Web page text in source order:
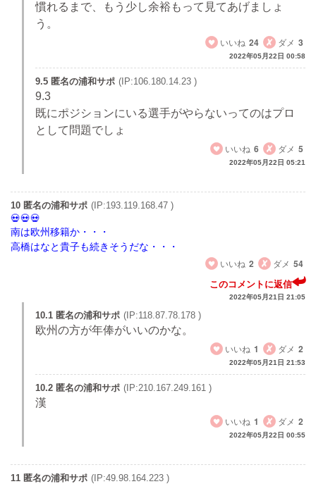
慣れるまで、もう少し余裕もって見てあげましょ
う。
いいね 24 ダメ 3
2022年05月22日 00:58
9.5 匿名の浦和サポ (IP:106.180.14.23 )
9.3
既にポジションにいる選手がやらないってのはプロ
として問題でしょ
いいね 6 ダメ 5
2022年05月22日 05:21
10 匿名の浦和サポ (IP:193.119.168.47 )
南は欧州移籍か・・・
高橋はなと貴子も続きそうだな・・・
いいね 2 ダメ 54
このコメントに返信
2022年05月21日 21:05
10.1 匿名の浦和サポ (IP:118.87.78.178 )
欧州の方が年俸がいいのかな。
いいね 1 ダメ 2
2022年05月21日 21:53
10.2 匿名の浦和サポ (IP:210.167.249.161 )
漢
いいね 1 ダメ 2
2022年05月22日 00:55
11 匿名の浦和サポ (IP:49.98.164.223 )